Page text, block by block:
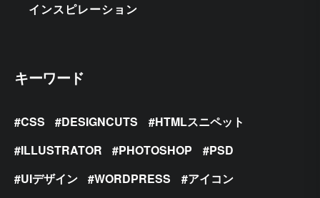
インスピレーション
キーワード
CSS DESIGNCUTS
HTMLスニペット
ILLUSTRATOR
PHOTOSHOP
PSD
UIデザイン
WORDPRESS
アイコン